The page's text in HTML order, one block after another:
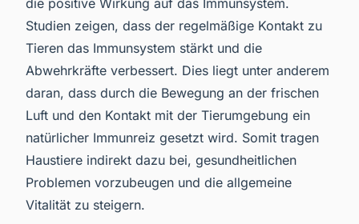
Studien zeigen, dass der regelmäßige Kontakt zu
Tieren das Immunsystem stärkt und die
Abwehrkräfte verbessert. Dies liegt unter anderem
daran, dass durch die Bewegung an der frischen
Luft und den Kontakt mit der Tierumgebung ein
natürlicher Immunreiz gesetzt wird. Somit tragen
Haustiere indirekt dazu bei, gesundheitlichen
Problemen vorzubeugen und die allgemeine
Vitalität zu steigern.